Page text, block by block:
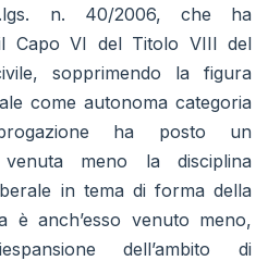
n. 40/2006, che ha
Capo VI del Titolo VIII del
sopprimendo la figura
come autonoma categoria
ha posto un
meno la disciplina
in tema di forma della
è anch’esso venuto meno,
dell’ambito di